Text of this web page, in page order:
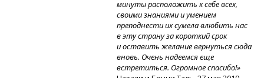
минуты расположить к себе всех,
своими знаниями и умением
преподнести их сумела влюбить нас
в эту страну за короткий срок
и оставить желание вернуться сюда
вновь. Очень надеемся еще
встретиться. Огромное спасибо!»